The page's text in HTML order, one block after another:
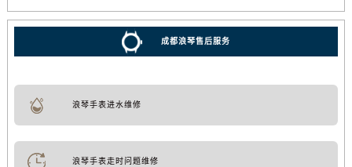
成都浪琴售后服务
浪琴手表进水维修
浪琴手表走时问题维修